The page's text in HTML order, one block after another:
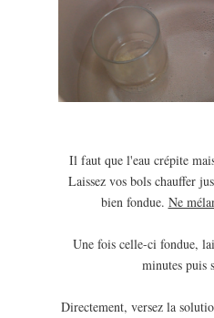
Il faut que l'eau crépite
Laissez vos bols chauffer
bien fondue. Ne
Une fois celle-ci fondue,
minutes puis
Directement, versez la